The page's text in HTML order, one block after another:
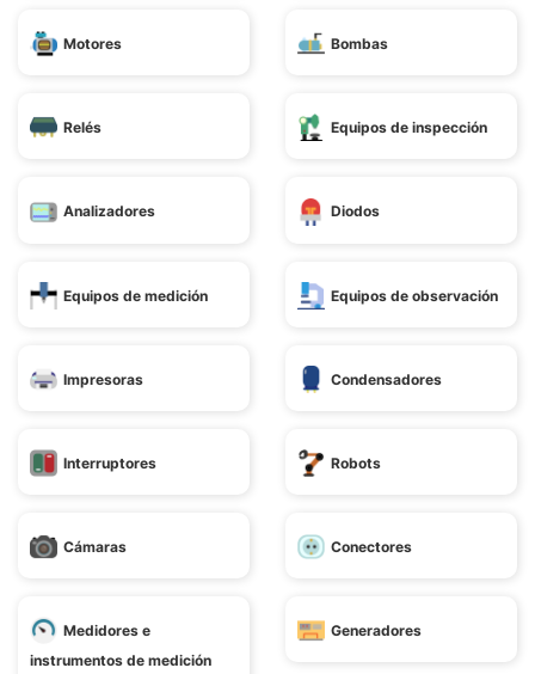
Motores Bombas
Relés Equipos de inspección
Analizadores Diodos
Equipos de medición Equipos de observación
Impresoras Condensadores
Interruptores Robots
Cámaras Conectores
Medidores e
instrumentos de medición
Generadores